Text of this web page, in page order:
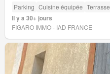
Parking Cuisine équipée Terrasse
Il y a 30+ jours
FIGARO IMMO - IAD FRANCE